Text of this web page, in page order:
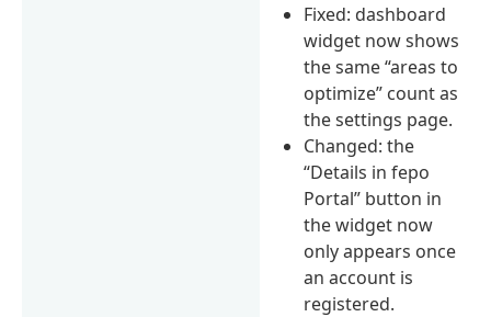
Fixed: dashboard
widget now shows
the same “areas to
optimize” count as
the settings page.
Changed: the
“Details in fepo
Portal” button in
the widget now
only appears once
an account is
registered.